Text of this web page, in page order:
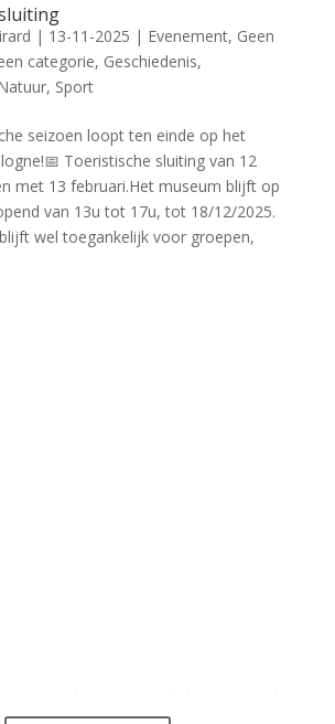
| 13-11-2025 | Evenement, Geen
categorie, Geschiedenis,
, Sport
seizoen loopt ten einde op het
Toeristische sluiting van 12
met 13 februari.Het museum blijft op
van 13u tot 17u, tot 18/12/2025.
wel toegankelijk voor groepen,